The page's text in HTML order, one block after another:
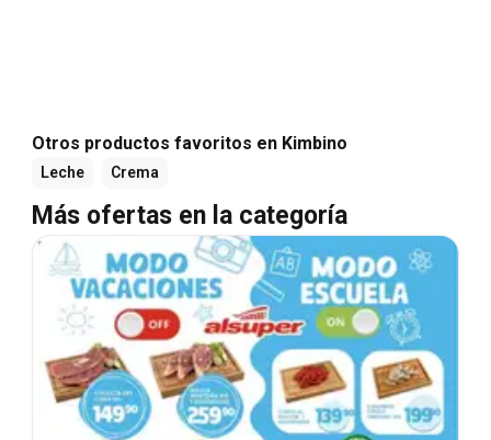
Otros productos favoritos en Kimbino
Leche Crema
Más ofertas en la categoría